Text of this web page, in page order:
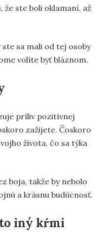
že ste boli oklamaní, až
ste sa mali od tej osoby
volíte byť bláznom.
príliv pozitívnej
zažijete. Čoskoro
života, čo sa týka
boja, takže by nebolo
a krásnu budúcnosť.
iný kŕmi